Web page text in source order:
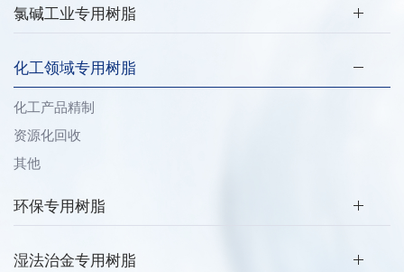
氯碱工业专用树脂
化工领域专用树脂
化工产品精制
资源化回收
其他
环保专用树脂
湿法治金专用树脂